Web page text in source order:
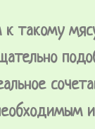
такому